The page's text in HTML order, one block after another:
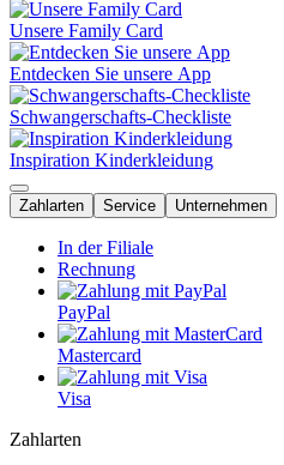
Unsere Family Card
Entdecken Sie unsere App
Schwangerschafts-Checkliste
Inspiration Kinderkleidung
Zahlarten Service Unternehmen
In der Filiale
Rechnung
PayPal
Mastercard
Visa
Zahlarten